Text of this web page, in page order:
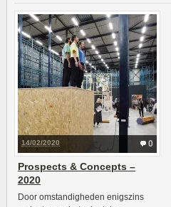
0
14/02/2020
Prospects & Concepts –
2020
Door omstandigheden enigszins